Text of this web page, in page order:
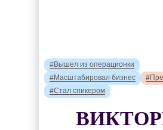
#Вышел из операционки
#Масштабировал бизнес
#Стал спикером